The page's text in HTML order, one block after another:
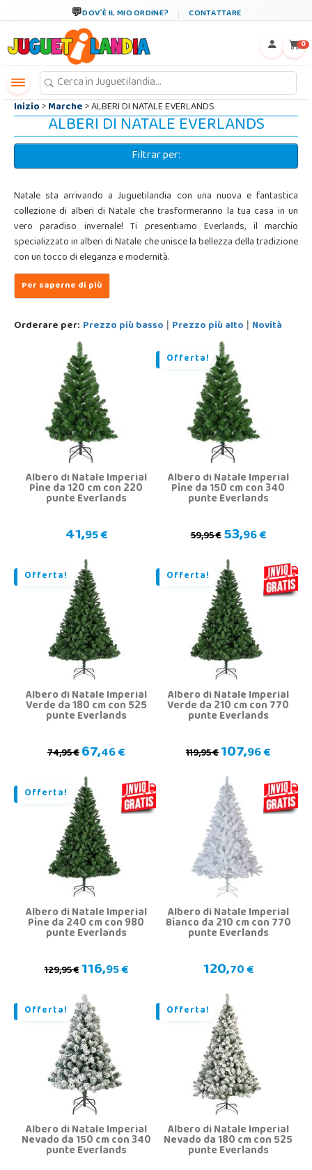
DOV´È IL MIO ORDINE? CONTATTARE
0
Inizio>Marche> ALBERI DI NATALE EVERLANDS
ALBERI DI NATALE EVERLANDS
Filtrar per:
Natale sta arrivando a Juguetilandia con una nuova e fantastica
collezione di alberi di Natale che trasformeranno la tua casa in un
vero paradiso invernale! Ti presentiamo Everlands, il marchio
specializzato in alberi di Natale che unisce la bellezza della tradizione
con un tocco di eleganza e modernità.
Orderare per: Prezzo più basso | Prezzo più alto | Novità
Albero di Natale Imperial
Pine da 120 cm con 220
punte Everlands
41,95 €
Offerta!
Albero di Natale Imperial
Pine da 150 cm con 340
punte Everlands
59,95 €53,96 €
Offerta!
Albero di Natale Imperial
Verde da 180 cm con 525
punte Everlands
74,95 €67,46 €
Offerta!
Albero di Natale Imperial
Verde da 210 cm con 770
punte Everlands
119,95 €107,96 €
Offerta!
Albero di Natale Imperial
Pine da 240 cm con 980
punte Everlands
129,95 €116,95 €
Albero di Natale Imperial
Bianco da 210 cm con 770
punte Everlands
120,70 €
Offerta!
Albero di Natale Imperial
Nevado da 150 cm con 340
punte Everlands
Offerta!
Albero di Natale Imperial
Nevado da 180 cm con 525
punte Everlands